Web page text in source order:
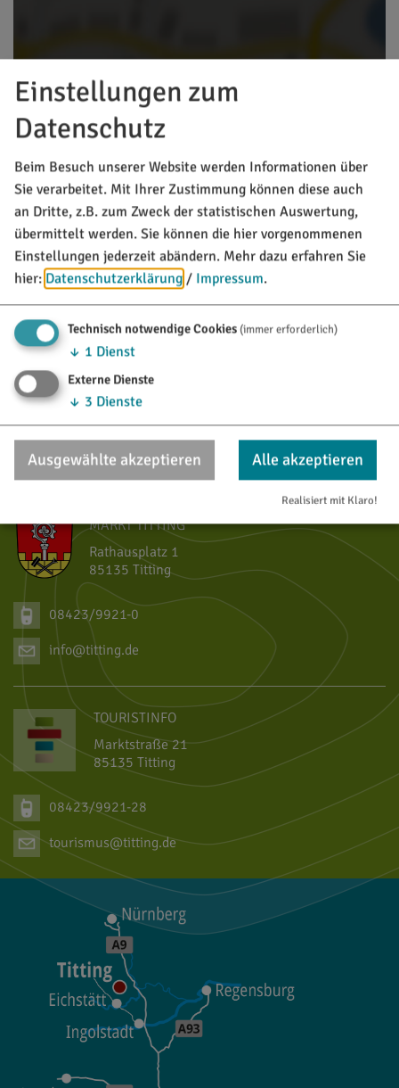
Möchten Sie von Google Maps bereitgestellte
externe Inhalte laden?
Ja, immer
MARKT TITTING
Rathausplatz 1
85135 Titting
08423/9921-0
info@titting.de
TOURISTINFO
Marktstraße 21
85135 Titting
08423/9921-28
tourismus@titting.de
Einstellungen zum
Datenschutz
Beim Besuch unserer Website werden Informationen über
Sie verarbeitet. Mit Ihrer Zustimmung können diese auch
an Dritte, z.B. zum Zweck der statistischen Auswertung,
übermittelt werden. Sie können die hier vorgenommenen
Einstellungen jederzeit abändern. Mehr dazu erfahren Sie
hier: Datenschutzerklärung / Impressum.
Technisch notwendige Cookies(immer erforderlich)
↓ 1 Dienst
Externe Dienste
↓ 3 Dienste
Ausgewählte akzeptieren Alle akzeptieren
Realisiert mit Klaro!